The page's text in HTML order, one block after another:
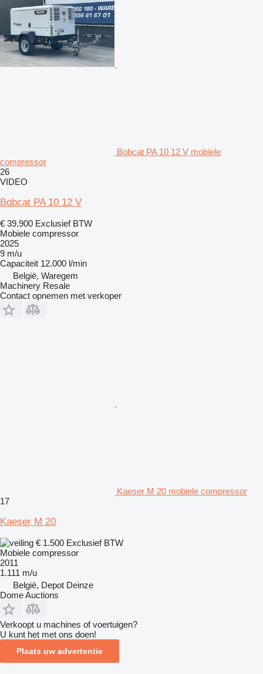
Bobcat PA 10 12 V mobiele
compressor
26
VIDEO
Bobcat PA 10 12 V
€ 39.900 Exclusief BTW
Mobiele compressor
2025
9 m/u
Capaciteit 12.000 l/min
België, Waregem
Machinery Resale
Contact opnemen met verkoper
Kaeser M 20 mobiele compressor
17
Kaeser M 20
€ 1.500 Exclusief BTW
Mobiele compressor
2011
1.111 m/u
België, Depot Deinze
Dome Auctions
Verkoopt u machines of voertuigen?
U kunt het met ons doen!
Plaats uw advertentie